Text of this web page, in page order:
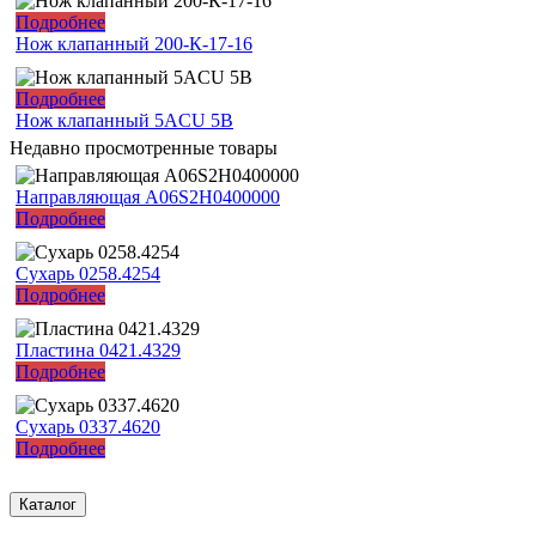
Подробнее
Нож клапанный 200-К-17-16
Подробнее
Нож клапанный 5ACU 5B
Недавно просмотренные товары
Направляющая A06S2H0400000
Подробнее
Сухарь 0258.4254
Подробнее
Пластина 0421.4329
Подробнее
Сухарь 0337.4620
Подробнее
Каталог